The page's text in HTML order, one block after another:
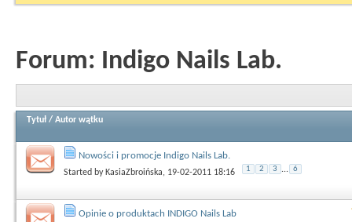
Forum: Indigo Nails Lab.
Tytuł / Autor wątku
Nowości i promocje Indigo Nails Lab.
Started by KasiaZbroińska, 19-02-2011 18:16 1 2 3 ... 6
Opinie o produktach INDIGO Nails Lab